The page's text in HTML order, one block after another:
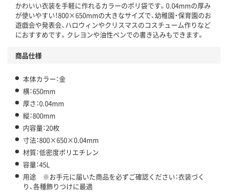
かわいい衣装を手軽に作れるカラーのポリ袋です。0.04mmの厚み
が使いやすい！800×650mmの大きなサイズで、幼稚園・保育園のお
遊戯会や発表会、ハロウィンやクリスマスのコスチューム作りなど
におすすめです。クレヨンや油性ペンでの書き込みもできます。
商品仕様
本体カラー：金
横：650mm
厚さ：0.04mm
縦：800mm
内容量：20枚
寸法：800×650×0.04mm
材質：低密度ポリエチレン
容量：45L
用途 ※お手元に届いた商品を必ずご確認ください：衣装づく
り、各種飾りつけに最適